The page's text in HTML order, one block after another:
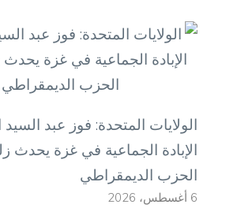
الولايات المتحدة: فوز عبد
الإبادة الجماعية في غزة يحدث
الحزب الديمقراطي
6 أغسطس، 2026